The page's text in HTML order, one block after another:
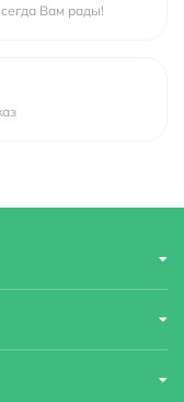
Вам рады!